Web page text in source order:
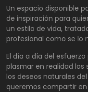
Un espacio disponible
de inspiración para
un estilo de vida,
profesional como se lo
El día a día del
plasmar en realidad los
los deseos naturales
queremos compartir